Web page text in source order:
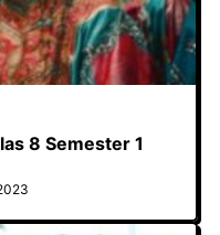
8 Semester 1